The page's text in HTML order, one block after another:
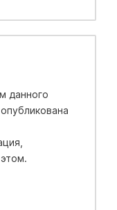
данного